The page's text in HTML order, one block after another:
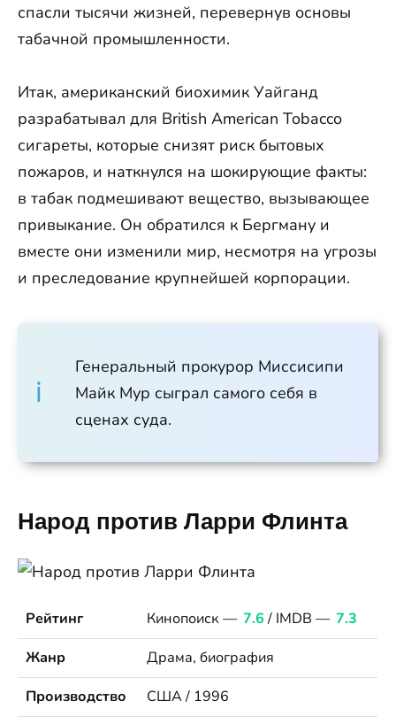
спасли тысячи жизней, перевернув основы
табачной промышленности.
Итак, американский биохимик Уайганд
разрабатывал для British American Tobacco
сигареты, которые снизят риск бытовых
пожаров, и наткнулся на шокирующие факты:
в табак подмешивают вещество, вызывающее
привыкание. Он обратился к Бергману и
вместе они изменили мир, несмотря на угрозы
и преследование крупнейшей корпорации.
Генеральный прокурор Миссисипи
Майк Мур сыграл самого себя в
сценах суда.
Народ против Ларри Флинта
Рейтинг Кинопоиск — 7.6 / IMDB — 7.3
Жанр
Драма, биография
Производство
США / 1996